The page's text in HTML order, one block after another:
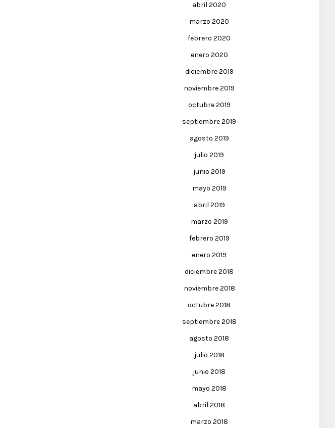
abril 2020
marzo 2020
febrero 2020
enero 2020
diciembre 2019
noviembre 2019
octubre 2019
septiembre 2019
agosto 2019
julio 2019
junio 2019
mayo 2019
abril 2019
marzo 2019
febrero 2019
enero 2019
diciembre 2018
noviembre 2018
octubre 2018
septiembre 2018
agosto 2018
julio 2018
junio 2018
mayo 2018
abril 2018
marzo 2018